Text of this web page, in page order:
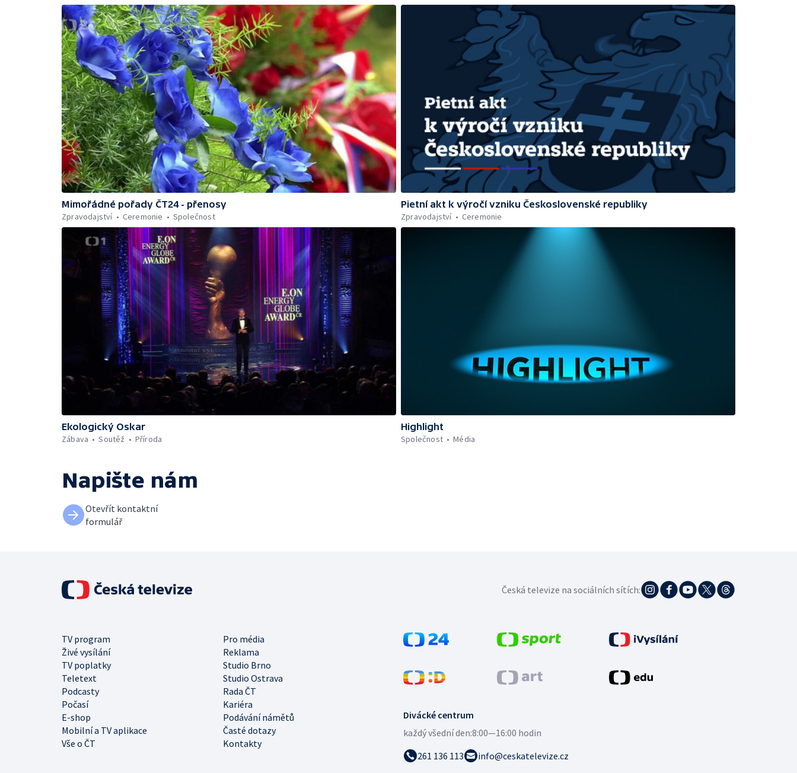
Mimořádné pořady ČT24 - přenosy
Zpravodajství
Ceremonie Společnost
Pietní akt k výročí vzniku Československé republiky
Zpravodajství
Ceremonie
Ekologický Oskar
Zábava
Soutěž Příroda
Highlight
Společnost
Média
Napište nám
Otevřít kontaktní
formulář
Divácké centrum
každý všední den:8:00—16:00 hodin
261 136 113
info@ceskatelevize.cz
TV program
Pro média
Živé vysílání
Reklama
TV poplatky
Studio Brno
Teletext
Studio Ostrava
Podcasty
Rada ČT
Počasí
Kariéra
E-shop
Podávání námětů
Mobilní a TV aplikace
Časté dotazy
Vše o ČT
Kontakty
Česká televize na sociálních sítích: